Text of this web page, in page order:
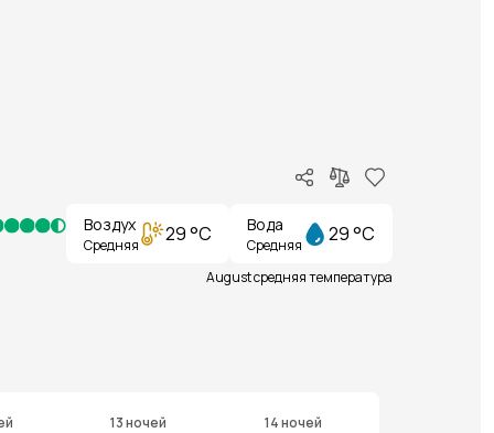
Воздух
Средняя 29 °C Вода
Средняя 29 °C
August средняя температура
13 ночей 14 ночей